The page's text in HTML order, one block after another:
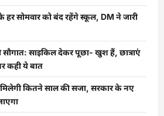
सोमवार को बंद रहेंगे स्कूल, DM ने जारी
सौगात: साइकिल देकर पूछा- खुश हैं, छात्राएं
कही ये बात
कितने साल की सजा, सरकार के नए